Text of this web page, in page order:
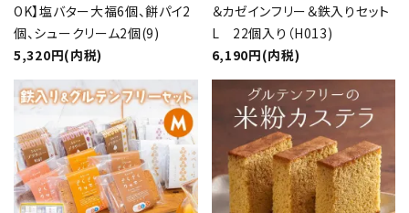
OK】塩バター大福6個、餅パイ2
個、シュークリーム2個(9)
5,320円(内税)
＆カゼインフリー＆鉄入りセット
L 22個入り（H013)
6,190円(内税)